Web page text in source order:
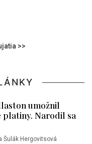
>>
umožnil
Narodil sa
Šulák Hergovitsová